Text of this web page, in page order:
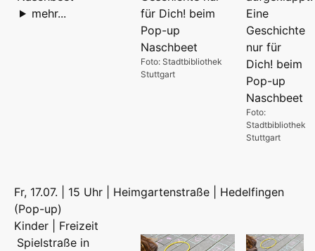
Foto:
Stadtbibliothek
Stuttgart
Foto: Stadtbibliothek
Stuttgart
mehr...
Fr, 17.07. | 15 Uhr | Heimgartenstraße | Hedelfingen
(Pop-up)
Kinder | Freizeit
Spielstraße in